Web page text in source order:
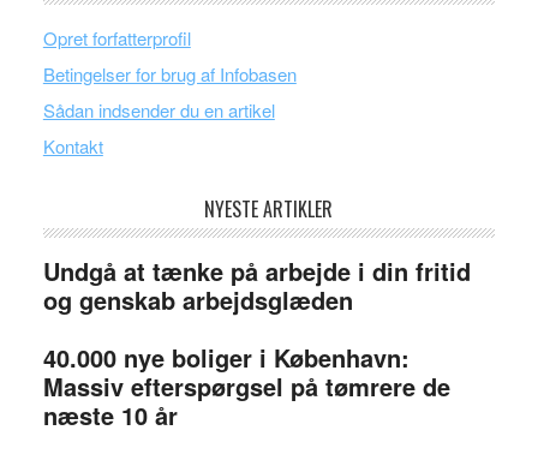
Opret forfatterprofil
Betingelser for brug af Infobasen
Sådan indsender du en artikel
Kontakt
NYESTE ARTIKLER
Undgå at tænke på arbejde i din fritid
og genskab arbejdsglæden
40.000 nye boliger i København:
Massiv efterspørgsel på tømrere de
næste 10 år